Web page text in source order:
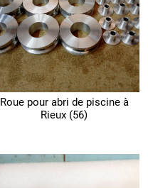
Roue pour abri de piscine à
Rieux (56)